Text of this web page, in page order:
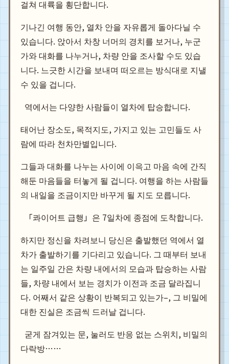
기나긴 여행 동안, 열차 안을 자유롭게 돌아다닐 수
있습니다. 앉아서 차창 너머의 경치를 보거나, 누군
가와 대화를 나누거나, 차량 안을 조사할 수도 있습
니다. 느긋한 시간을 보내며 떠오르는 방식대로 지낼
수 있을 겁니다.
태어난 장소도, 목적지도, 가지고 있는 고민들도 사
람에 따라 천차만별입니다.
그들과 대화를 나누는 사이에 이윽고 마음 속에 간직
해둔 마음들을 터놓게 될 겁니다. 여행을 하는 사람들
의 내일을 조금이지만 바꾸게 될 지도 모릅니다.
하지만 정신을 차려보니 당신은 출발했던 역에서 열
차가 출발하기를 기다리고 있습니다. 그 때부터 보내
는 일주일 간은 차량 내에서의 모습과 탑승하는 사람
들, 차량 내에서 보는 경치가 이전과 조금 달라집니
다. 어째서 같은 상황이 반복되고 있는가–, 그 비밀에
대한 진실은 조금씩 드러날 겁니다.